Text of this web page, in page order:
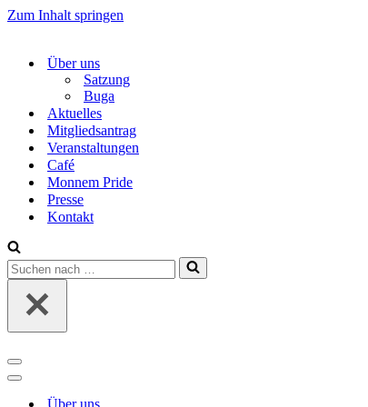
Zum Inhalt springen
Über uns
Satzung
Buga
Aktuelles
Mitgliedsantrag
Veranstaltungen
Café
Monnem Pride
Presse
Kontakt
Suchen
nach …
Navigations-
Menü
Navigations-
Über uns